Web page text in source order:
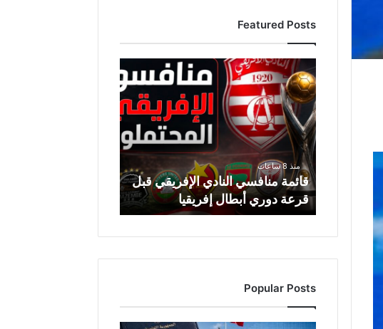
Featured Posts
ق
ا
ئ
م
ة
م
ن
ا
ف
س
ي
ن
د
ي
ا
منذ 8 ساعات
قائمة منافسي النادي الإفريقي قبل
قرعة دوري أبطال إفريقيا
Popular Posts